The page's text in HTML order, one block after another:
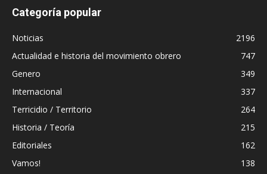
Categoría popular
Noticias
2196
Actualidad e historia del movimiento obrero
747
Genero
349
Internacional
337
Terricidio / Territorio
264
Historia / Teoría
215
Editoriales
162
Vamos!
138